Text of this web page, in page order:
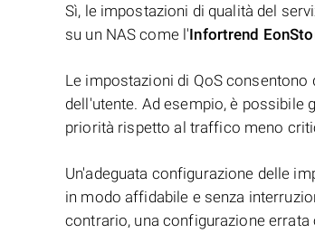
Sì, le impostazioni di qualità del
su un NAS come l'Infortrend
Le impostazioni di QoS
dell'utente. Ad esempio, è
priorità rispetto al traffico meno
Un'adeguata configurazione delle
in modo affidabile e senza
contrario, una configurazione